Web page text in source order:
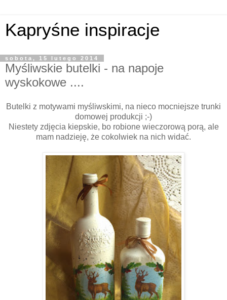
Kapryśne inspiracje
sobota, 15 lutego 2014
Myśliwskie butelki - na napoje
wyskokowe ....
Butelki z motywami myśliwskimi, na nieco mocniejsze trunki
domowej produkcji ;-)
Niestety zdjęcia kiepskie, bo robione wieczorową porą, ale
mam nadzieję, że cokolwiek na nich widać.